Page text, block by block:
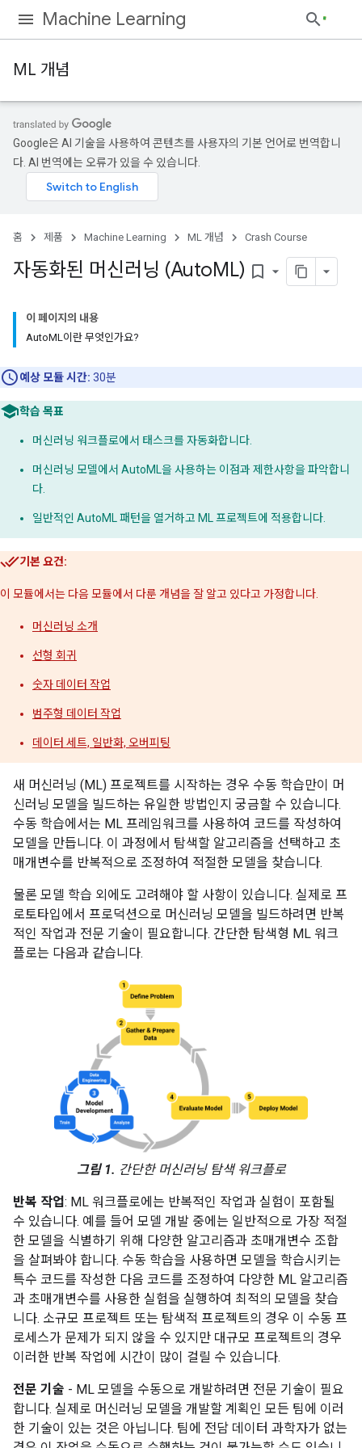
Machine Learning
ML 개념
Google은 AI 기술을 사용하여 콘텐츠를 사용자의 기본 언어로 번역합니
다. AI 번역에는 오류가 있을 수 있습니다.
홈 제품 Machine Learning ML 개념 Crash Course
자동화된 머신러닝 (AutoML) bookmark_border
이 페이지의 내용
AutoML이란 무엇인가요?
예상 모듈 시간: 30분
학습 목표
머신러닝 워크플로에서 태스크를 자동화합니다.
머신러닝 모델에서 AutoML을 사용하는 이점과 제한사항을 파악합니
다.
일반적인 AutoML 패턴을 열거하고 ML 프로젝트에 적용합니다.
기본 요건:
이 모듈에서는 다음 모듈에서 다룬 개념을 잘 알고 있다고 가정합니다.
머신러닝 소개
선형 회귀
숫자 데이터 작업
범주형 데이터 작업
데이터 세트, 일반화, 오버피팅
새 머신러닝 (ML) 프로젝트를 시작하는 경우 수동 학습만이 머
신러닝 모델을 빌드하는 유일한 방법인지 궁금할 수 있습니다.
수동 학습에서는 ML 프레임워크를 사용하여 코드를 작성하여
모델을 만듭니다. 이 과정에서 탐색할 알고리즘을 선택하고 초
매개변수를 반복적으로 조정하여 적절한 모델을 찾습니다.
물론 모델 학습 외에도 고려해야 할 사항이 있습니다. 실제로 프
로토타입에서 프로덕션으로 머신러닝 모델을 빌드하려면 반복
적인 작업과 전문 기술이 필요합니다. 간단한 탐색형 ML 워크
플로는 다음과 같습니다.
그림 1. 간단한 머신러닝 탐색 워크플로
반복 작업: ML 워크플로에는 반복적인 작업과 실험이 포함될
수 있습니다. 예를 들어 모델 개발 중에는 일반적으로 가장 적절
한 모델을 식별하기 위해 다양한 알고리즘과 초매개변수 조합
을 살펴봐야 합니다. 수동 학습을 사용하면 모델을 학습시키는
특수 코드를 작성한 다음 코드를 조정하여 다양한 ML 알고리즘
과 초매개변수를 사용한 실험을 실행하여 최적의 모델을 찾습
니다. 소규모 프로젝트 또는 탐색적 프로젝트의 경우 이 수동 프
로세스가 문제가 되지 않을 수 있지만 대규모 프로젝트의 경우
이러한 반복 작업에 시간이 많이 걸릴 수 있습니다.
전문 기술 - ML 모델을 수동으로 개발하려면 전문 기술이 필요
합니다. 실제로 머신러닝 모델을 개발할 계획인 모든 팀에 이러
한 기술이 있는 것은 아닙니다. 팀에 전담 데이터 과학자가 없는